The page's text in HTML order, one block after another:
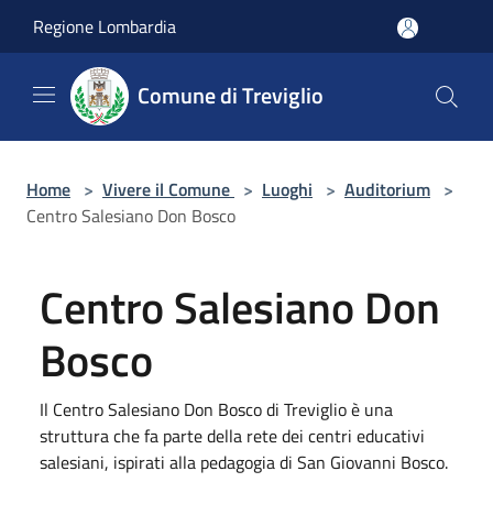
Regione Lombardia
Comune di Treviglio
Home > Vivere il Comune > Luoghi > Auditorium >
Centro Salesiano Don Bosco
Centro Salesiano Don
Bosco
Il Centro Salesiano Don Bosco di Treviglio è una
struttura che fa parte della rete dei centri educativi
salesiani, ispirati alla pedagogia di San Giovanni Bosco.